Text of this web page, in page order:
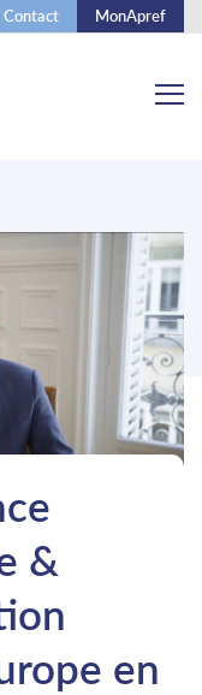
Contact MonApref
&
en